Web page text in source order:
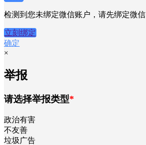
检测到您未绑定微信账户，请先绑定微信
立刻绑定
确定
×
举报
请选择举报类型*
政治有害
不友善
垃圾广告